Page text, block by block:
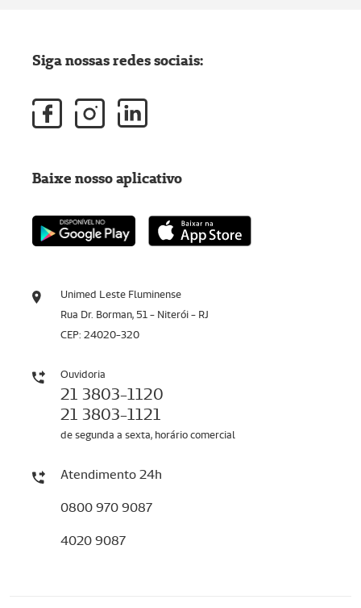
Unimed Leste Fluminense
Rua Dr. Borman, 51 - Niterói - RJ
CEP: 24020-320
Ouvidoria
21 3803-1120
21 3803-1121
de segunda a sexta, horário comercial
Atendimento 24h
0800 970 9087
4020 9087
Siga nossas redes sociais:
Baixe nosso aplicativo